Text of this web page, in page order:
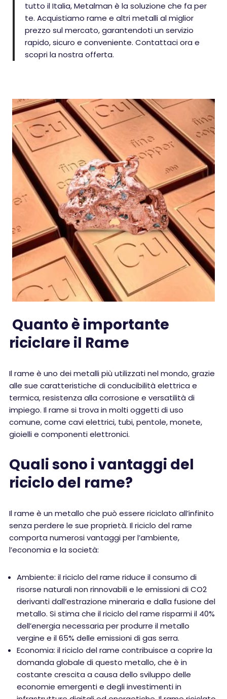
tutto il Italia, Metalman è la soluzione che fa per
te. Acquistiamo rame e altri metalli al miglior
prezzo sul mercato, garantendoti un servizio
rapido, sicuro e conveniente. Contattaci ora e
scopri la nostra offerta.
Quanto è importante
riciclare il Rame
Il rame è uno dei metalli più utilizzati nel mondo, grazie
alle sue caratteristiche di conducibilità elettrica e
termica, resistenza alla corrosione e versatilità di
impiego. Il rame si trova in molti oggetti di uso
comune, come cavi elettrici, tubi, pentole, monete,
gioielli e componenti elettronici.
Quali sono i vantaggi del
riciclo del rame?
Il rame è un metallo che può essere riciclato all’infinito
senza perdere le sue proprietà. Il riciclo del rame
comporta numerosi vantaggi per l’ambiente,
l’economia e la società:
Ambiente: il riciclo del rame riduce il consumo di
risorse naturali non rinnovabili e le emissioni di CO2
derivanti dall’estrazione mineraria e dalla fusione del
metallo. Si stima che il riciclo del rame risparmi il 40%
dell’energia necessaria per produrre il metallo
vergine e il 65% delle emissioni di gas serra.
Economia: il riciclo del rame contribuisce a coprire la
domanda globale di questo metallo, che è in
costante crescita a causa dello sviluppo delle
economie emergenti e degli investimenti in